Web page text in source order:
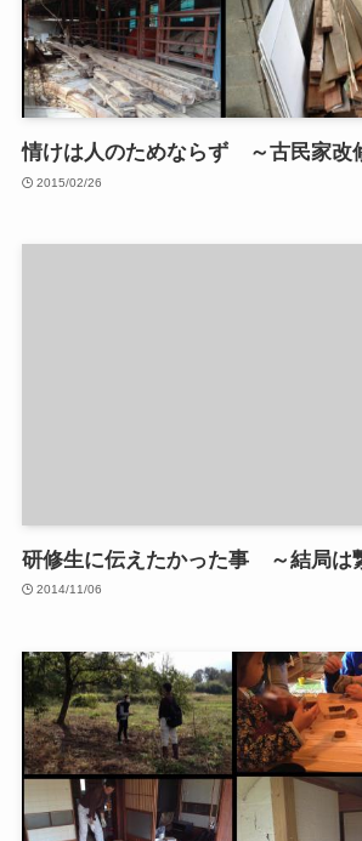
情けは人のためならず ～古民家改
2015/02/26
研修生に伝えたかった事 ～結局は
2014/11/06